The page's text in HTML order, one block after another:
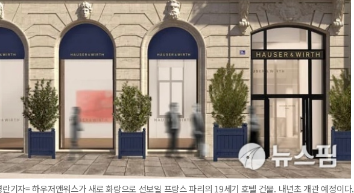
기자= 하우저앤워스가 새로 화랑으로 선보일 프랑스 파리의 19세기 호텔 건물. 내년초 개관 예정이다.